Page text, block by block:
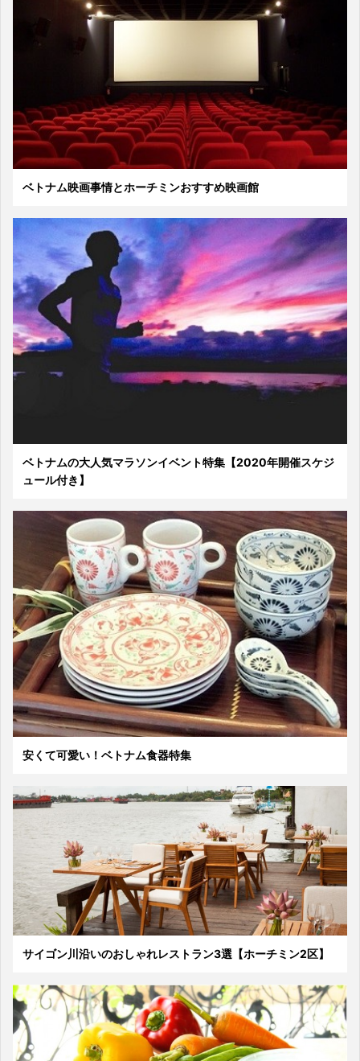
ベトナム映画事情とホーチミンおすすめ映画館
ベトナムの大人気マラソンイベント特集【2020年開催スケジ
ュール付き】
安くて可愛い！ベトナム食器特集
サイゴン川沿いのおしゃれレストラン3選【ホーチミン2区】